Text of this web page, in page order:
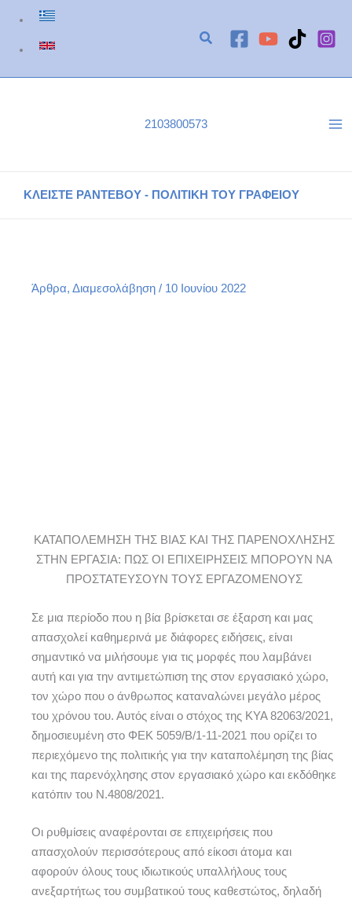
Μετάβαση
περιεχόμενο
2103800573
ΚΛΕΙΣΤΕ ΡΑΝΤΕΒΟΥ - ΠΟΛΙΤΙΚΗ ΤΟΥ ΓΡΑΦΕΙΟΥ
Άρθρα, Διαμεσολάβηση / 10 Ιουνίου 2022
ΚΑΤΑΠΟΛΕΜΗΣΗ ΤΗΣ ΒΙΑΣ ΚΑΙ ΤΗΣ ΠΑΡΕΝΟΧΛΗΣΗΣ
ΣΤΗΝ ΕΡΓΑΣΙΑ: ΠΩΣ ΟΙ ΕΠΙΧΕΙΡΗΣΕΙΣ ΜΠΟΡΟΥΝ ΝΑ
ΠΡΟΣΤΑΤΕΥΣΟΥΝ ΤΟΥΣ ΕΡΓΑΖΟΜΕΝΟΥΣ
Σε μια περίοδο που η βία βρίσκεται σε έξαρση και μας
απασχολεί καθημερινά με διάφορες ειδήσεις, είναι
σημαντικό να μιλήσουμε για τις μορφές που λαμβάνει
αυτή και για την αντιμετώπιση της στον εργασιακό χώρο,
τον χώρο που ο άνθρωπος καταναλώνει μεγάλο μέρος
του χρόνου του. Αυτός είναι ο στόχος της ΚΥΑ 82063/2021,
δημοσιευμένη στο ΦΕΚ 5059/Β/1-11-2021 που ορίζει το
περιεχόμενο της πολιτικής για την καταπολέμηση της βίας
και της παρενόχλησης στον εργασιακό χώρο και εκδόθηκε
κατόπιν του Ν.4808/2021.
Οι ρυθμίσεις αναφέρονται σε επιχειρήσεις που
απασχολούν περισσότερους από είκοσι άτομα και
αφορούν όλους τους ιδιωτικούς υπαλλήλους τους
ανεξαρτήτως του συμβατικού τους καθεστώτος, δηλαδή